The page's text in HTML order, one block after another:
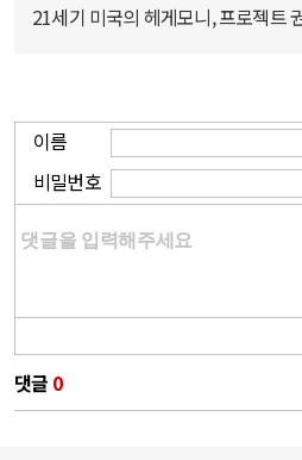
21세기 미국의 헤게모니, 프로젝트
이름
비밀번호
댓글 0